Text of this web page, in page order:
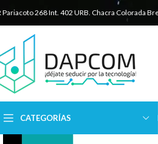
Pariacoto 268 Int. 402 URB. Chacra Colorada
CATEGORÍAS